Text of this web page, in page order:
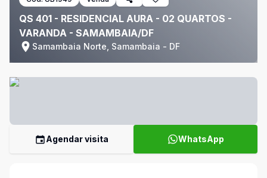
QS 401 - RESIDENCIAL AURA - 02 QUARTOS -
VARANDA - SAMAMBAIA/DF
Samambaia Norte, Samambaia - DF
Agendar visita WhatsApp